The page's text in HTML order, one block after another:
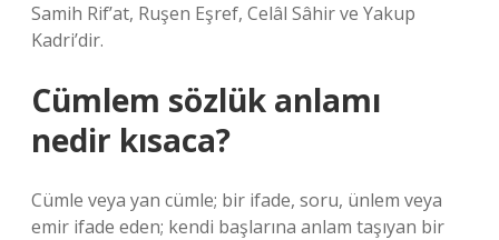
Samih Rif’at, Ruşen Eşref, Celâl Sâhir ve Yakup
Kadri’dir.
Cümlem sözlük anlamı
nedir kısaca?
Cümle veya yan cümle; bir ifade, soru, ünlem veya
emir ifade eden; kendi başlarına anlam taşıyan bir